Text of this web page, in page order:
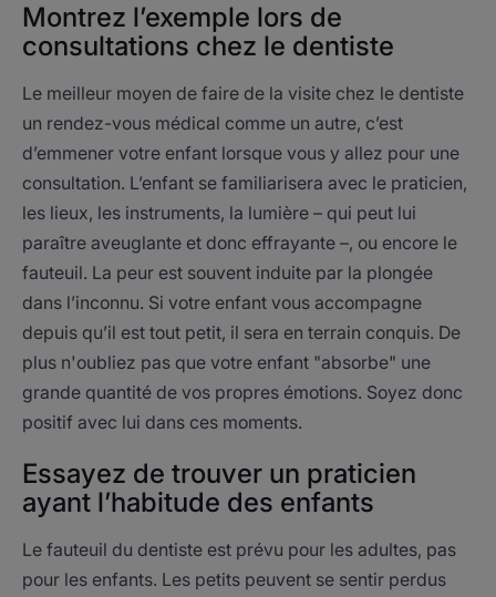
Montrez l’exemple lors de
consultations chez le dentiste
Le meilleur moyen de faire de la visite chez le dentiste
un rendez-vous médical comme un autre, c’est
d’emmener votre enfant lorsque vous y allez pour une
consultation. L’enfant se familiarisera avec le praticien,
les lieux, les instruments, la lumière – qui peut lui
paraître aveuglante et donc effrayante –, ou encore le
fauteuil. La peur est souvent induite par la plongée
dans l’inconnu. Si votre enfant vous accompagne
depuis qu’il est tout petit, il sera en terrain conquis. De
plus n'oubliez pas que votre enfant "absorbe" une
grande quantité de vos propres émotions. Soyez donc
positif avec lui dans ces moments.
Essayez de trouver un praticien
ayant l’habitude des enfants
Le fauteuil du dentiste est prévu pour les adultes, pas
pour les enfants. Les petits peuvent se sentir perdus